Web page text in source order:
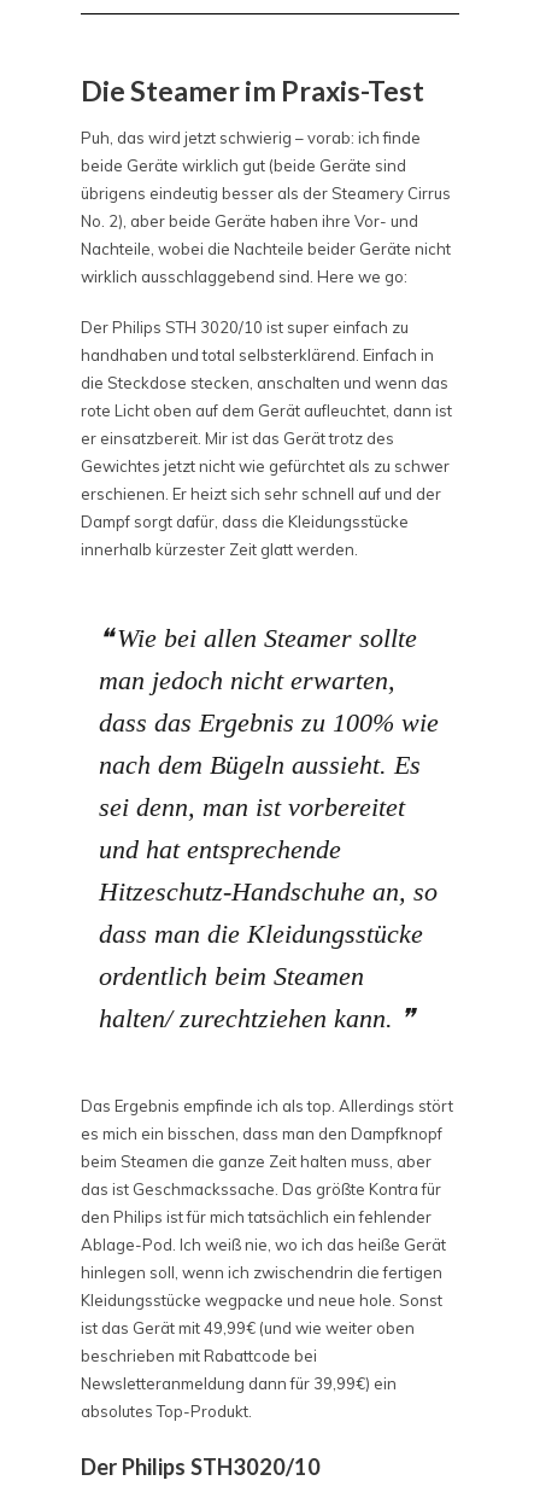
Die Steamer im Praxis-Test
Puh, das wird jetzt schwierig – vorab: ich finde
beide Geräte wirklich gut (beide Geräte sind
übrigens eindeutig besser als der Steamery Cirrus
No. 2), aber beide Geräte haben ihre Vor- und
Nachteile, wobei die Nachteile beider Geräte nicht
wirklich ausschlaggebend sind. Here we go:
Der Philips STH 3020/10 ist super einfach zu
handhaben und total selbsterklärend. Einfach in
die Steckdose stecken, anschalten und wenn das
rote Licht oben auf dem Gerät aufleuchtet, dann ist
er einsatzbereit. Mir ist das Gerät trotz des
Gewichtes jetzt nicht wie gefürchtet als zu schwer
erschienen. Er heizt sich sehr schnell auf und der
Dampf sorgt dafür, dass die Kleidungsstücke
innerhalb kürzester Zeit glatt werden.
Wie bei allen Steamer sollte
man jedoch nicht erwarten,
dass das Ergebnis zu 100% wie
nach dem Bügeln aussieht. Es
sei denn, man ist vorbereitet
und hat entsprechende
Hitzeschutz-Handschuhe an, so
dass man die Kleidungsstücke
ordentlich beim Steamen
halten/ zurechtziehen kann.
Das Ergebnis empfinde ich als top. Allerdings stört
es mich ein bisschen, dass man den Dampfknopf
beim Steamen die ganze Zeit halten muss, aber
das ist Geschmackssache. Das größte Kontra für
den Philips ist für mich tatsächlich ein fehlender
Ablage-Pod. Ich weiß nie, wo ich das heiße Gerät
hinlegen soll, wenn ich zwischendrin die fertigen
Kleidungsstücke wegpacke und neue hole. Sonst
ist das Gerät mit 49,99€ (und wie weiter oben
beschrieben mit Rabattcode bei
Newsletteranmeldung dann für 39,99€) ein
absolutes Top-Produkt.
Der Philips STH3020/10